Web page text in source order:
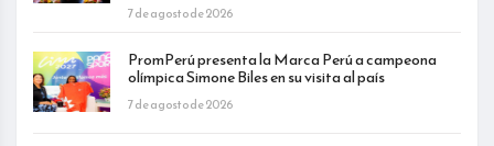
7 de agosto de 2026
PromPerú presenta la Marca Perú a campeona
olímpica Simone Biles en su visita al país
7 de agosto de 2026